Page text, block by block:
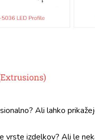
Ali lahko
vrste izdelkov? Ali le